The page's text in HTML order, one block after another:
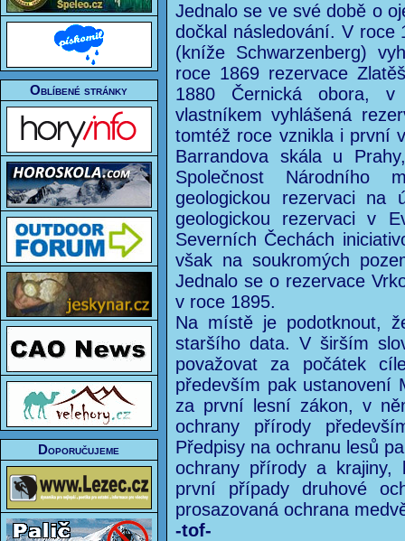
Oblíbené stránky
Doporučujeme
Jednalo se ve své době o
dočkal následování. V roce
(kníže Schwarzenberg)
roce 1869 rezervace
1880 Černická obora,
vlastníkem vyhlášená
tomtéž roce vznikla i první
Barrandova skála u
Společnost Národního
geologickou rezervaci na
geologickou rezervaci v
Severních Čechách
však na soukromých
Jednalo se o rezervace
v roce 1895.
Na místě je podotknout,
staršího data. V širším
považovat za počátek
především pak ustanovení
za první lesní zákon, v
ochrany přírody
Předpisy na ochranu lesů
ochrany přírody a krajiny,
první případy druhové
prosazovaná ochrana
-tof-